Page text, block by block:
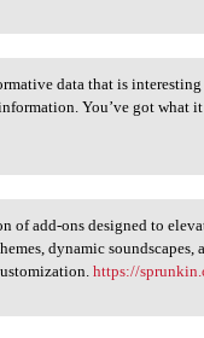
data that is
You’ve got what
of add-ons designed to
dynamic
https://